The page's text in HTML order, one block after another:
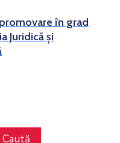
în grad
Juridică și